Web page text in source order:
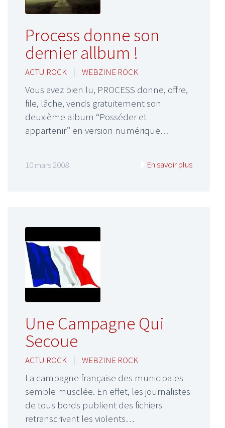
Process donne son
dernier allbum !
ACTU ROCK | WEBZINE ROCK
Vous avez bien lu, PROCESS donne, offre,
file, lâche, vends gratuitement son
deuxième album “Posséder et
appartenir” en version numérique…
10 mars 2008 En savoir plus
Une Campagne Qui
Secoue
ACTU ROCK | WEBZINE ROCK
La campagne française des municipales
semble musclée. En effet, les journalistes
de tous bords publient des fichiers
retranscrivant les violents…